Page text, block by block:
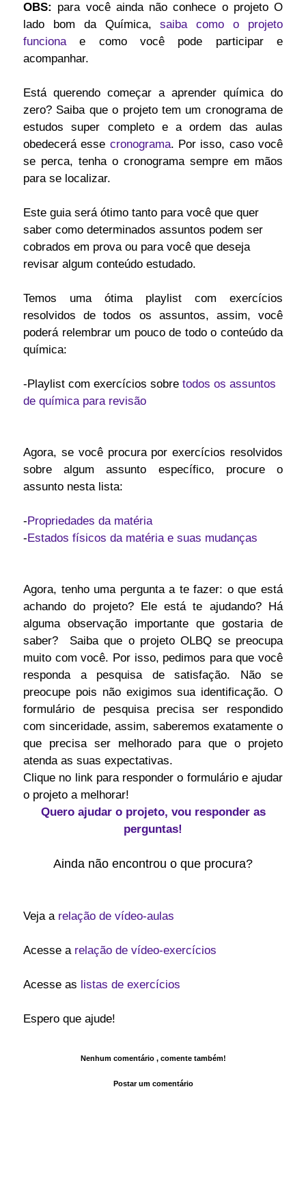
OBS: para você ainda não conhece o projeto O
lado bom da Química,saiba como o projeto
funcionae como você pode participar e
acompanhar.
Está querendo começar a aprender química do
zero? Saiba que o projeto tem um cronograma de
estudos super completo e a ordem das aulas
obedecerá esse cronograma. Por isso, caso você
se perca, tenha o cronograma sempre em mãos
para se localizar.
Este guia será ótimo tanto para você que quer
saber como determinados assuntos podem ser
cobrados em prova ou para você que deseja
revisar algum conteúdo estudado.
Temos uma ótima playlist com exercícios
resolvidos de todos os assuntos, assim, você
poderá relembrar um pouco de todo o conteúdo da
química:
-Playlist com exercícios sobre todos os assuntos
de química para revisão
Agora, se você procura por exercícios resolvidos
sobre algum assunto específico, procure o
assunto nesta lista:
- Propriedades da matéria
- Estados físicos da matéria e suas mudanças
Agora, tenho uma pergunta a te fazer: o que está
achando do projeto? Ele está te ajudando? Há
alguma observação importante que gostaria de
saber? Saiba que o projeto OLBQ se preocupa
muito com você. Por isso, pedimos para que você
responda a pesquisa de satisfação. Não se
preocupe pois não exigimos sua identificação. O
formulário de pesquisa precisa ser respondido
com sinceridade, assim, saberemos exatamente o
que precisa ser melhorado para que o projeto
atenda as suas expectativas.
Clique no link para responder o formulário e ajudar
o projeto a melhorar!
Quero ajudar o projeto, vou responder as
perguntas!
Ainda não encontrou o que procura?
Veja a relação de vídeo-aulas
Acesse a relação de vídeo-exercícios
Acesse as listas de exercícios
Espero que ajude!
Nenhum comentário , comente também!
Postar um comentário